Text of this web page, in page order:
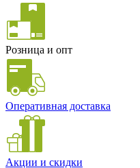
Розница и опт
Оперативная доставка
Акции и скидки